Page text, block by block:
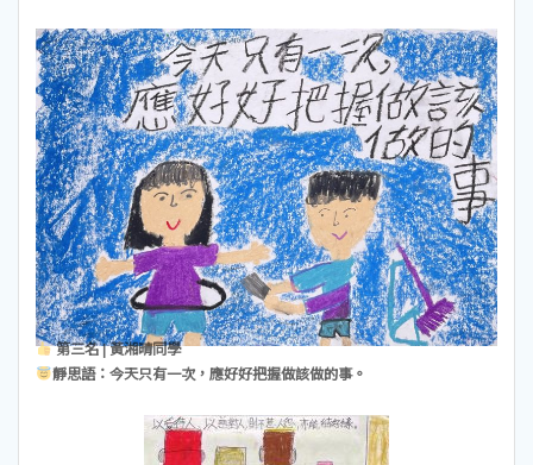
第三名 | 黃湘晴同學
靜思語：今天只有一次，應好好把握做該做的事。